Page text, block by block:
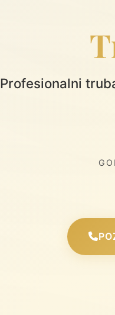
Profesionalni